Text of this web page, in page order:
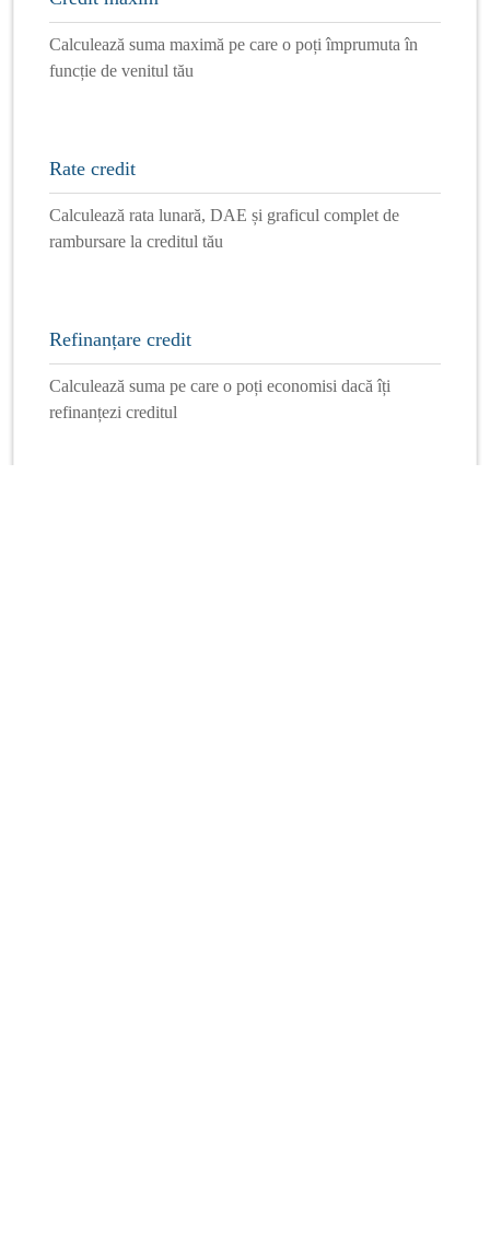
Calculează suma maximă pe care o poți împrumuta în
funcție de venitul tău
Rate credit
Calculează rata lunară, DAE și graficul complet de
rambursare la creditul tău
Refinanțare credit
Calculează suma pe care o poți economisi dacă îți
refinanțezi creditul